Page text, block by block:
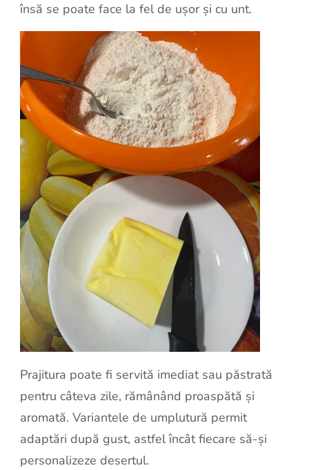
însă se poate face la fel de ușor și cu unt.
Prajitura poate fi servită imediat sau păstrată
pentru câteva zile, rămânând proaspătă și
aromată. Variantele de umplutură permit
adaptări după gust, astfel încât fiecare să-și
personalizeze desertul.